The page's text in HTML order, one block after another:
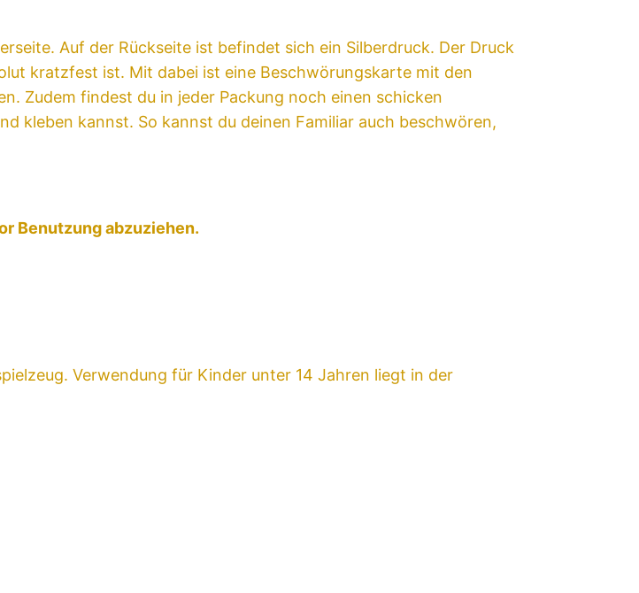
Auf der Rückseite ist befindet sich ein Silberdruck. Der Druck
kratzfest ist. Mit dabei ist eine Beschwörungskarte mit den
Zudem findest du in jeder Packung noch einen schicken
kleben kannst. So kannst du deinen Familiar auch beschwören,
Benutzung abzuziehen.
Verwendung für Kinder unter 14 Jahren liegt in der